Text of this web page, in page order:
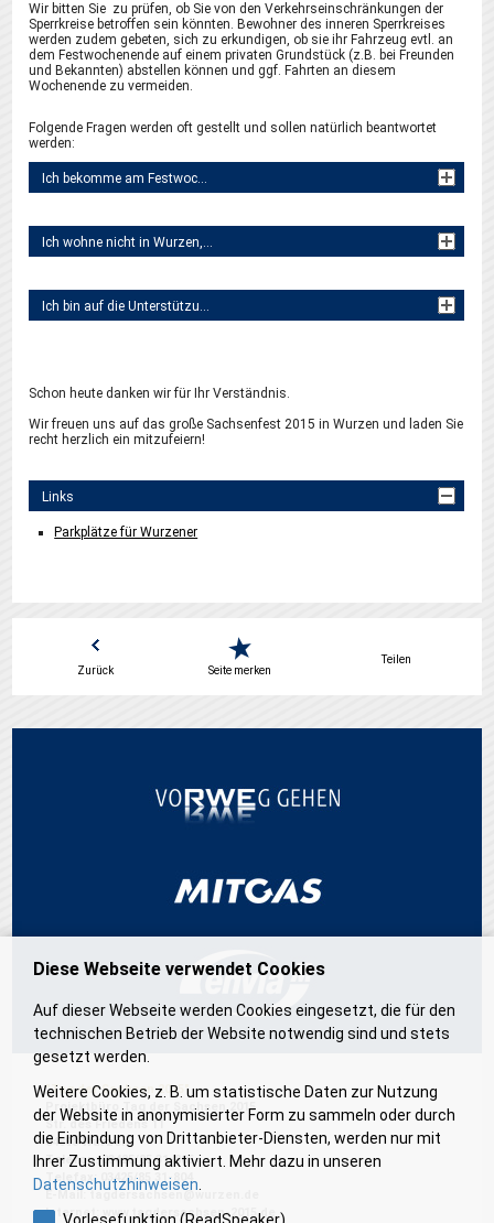
Wir bitten Sie zu prüfen, ob Sie von den Verkehrseinschränkungen der
Sperrkreise betroffen sein könnten. Bewohner des inneren Sperrkreises
werden zudem gebeten, sich zu erkundigen, ob sie ihr Fahrzeug evtl. an
dem Festwochenende auf einem privaten Grundstück (z.B. bei Freunden
und Bekannten) abstellen können und ggf. Fahrten an diesem
Wochenende zu vermeiden.
Folgende Fragen werden oft gestellt und sollen natürlich beantwortet
werden:
Ich bekomme am Festwochenende Gäste. Kann ich dafür eine Vignette beantragen?
Ich wohne nicht in Wurzen, muss aber in Richtung Leipzig zur Arbeit. Kann ich durch die Stadt fahren?
Ich bin auf die Unterstützung eines Pflegedienstes angewiesen. Kann der mich erreichen?
Schon heute danken wir für Ihr Verständnis.
Wir freuen uns auf das große Sachsenfest 2015 in Wurzen und laden Sie
recht herzlich ein mitzufeiern!
Links
Parkplätze für Wurzener
Zurück Seite merken
Teilen
"Tag der Sachsen 2015"
Projektbüro Tag der Sachsen 2015
Str. des Friedens 11
04808 Wurzen
Telefon: 03425/85 31-805
Telefax: 03425/85 31-804
E-Mail:tagdersachsen@wurzen.de
Internet:
www.tagdersachsen-2015.de
Diese Webseite verwendet Cookies
Auf dieser Webseite werden Cookies eingesetzt, die für den
technischen Betrieb der Website notwendig sind und stets
gesetzt werden.
Weitere Cookies, z. B. um statistische Daten zur Nutzung
der Website in anonymisierter Form zu sammeln oder durch
die Einbindung von Drittanbieter-Diensten, werden nur mit
Ihrer Zustimmung aktiviert. Mehr dazu in unseren
Datenschutzhinweisen.